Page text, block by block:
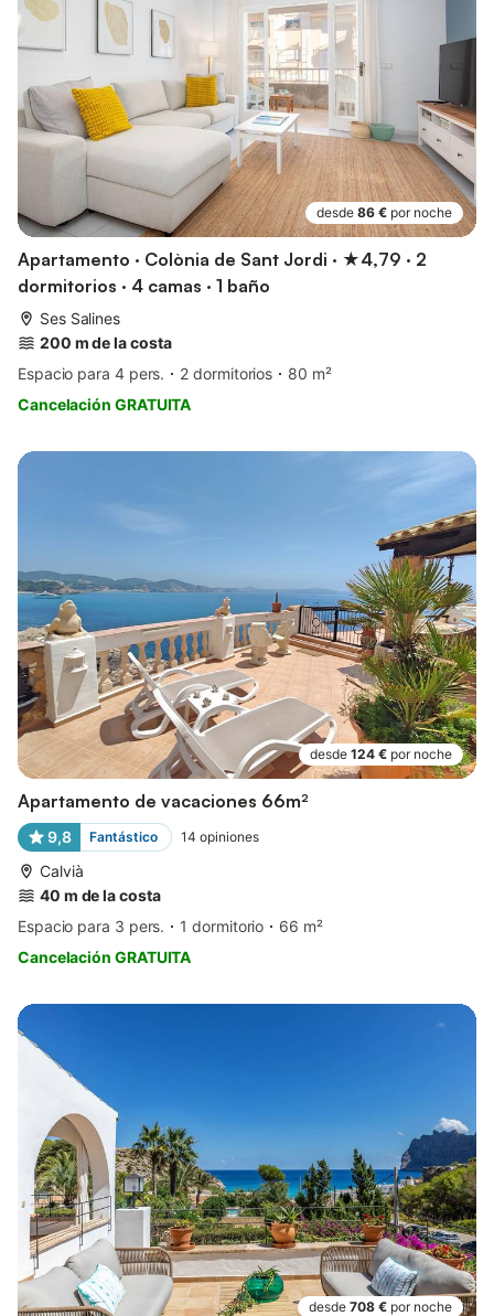
desde 86 € por noche
Apartamento · Colònia de Sant Jordi · ★4,79 · 2
dormitorios · 4 camas · 1 baño
Ses Salines
200 m de la costa
Espacio para 4 pers.
2 dormitorios
80 m²
Cancelación GRATUITA
desde 124 € por noche
Apartamento de vacaciones 66m²
9,8 Fantástico 14 opiniones
Calvià
40 m de la costa
Espacio para 3 pers.
1 dormitorio
66 m²
Cancelación GRATUITA
desde 708 € por noche